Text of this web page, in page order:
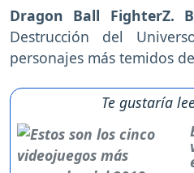
Dragon Ball FighterZ.
Destrucción del
personajes más temidos
Te gustaría